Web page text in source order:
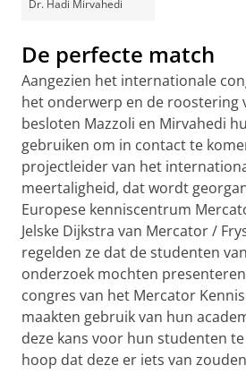
Dr. Hadi Mirvahedi
De perfecte match
Aangezien het internationale
het onderwerp en de roostering
besloten Mazzoli en Mirvahedi
gebruiken om in contact te
projectleider van het
meertaligheid, dat wordt
Europese kenniscentrum
Jelske Dijkstra van Mercator /
regelden ze dat de studenten
onderzoek mochten
congres van het Mercator
maakten gebruik van hun
deze kans voor hun studenten
hoop dat deze er iets van